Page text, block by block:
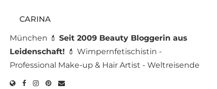
CARINA
München 💄 Seit 2009 Beauty Bloggerin aus
Leidenschaft! 💄 Wimpernfetischistin -
Professional Make-up & Hair Artist - Weltreisende